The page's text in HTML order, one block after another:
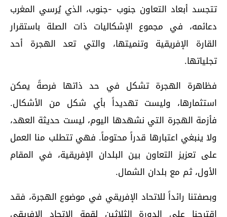
تتجسد أبعاد التعاون جنوب -جنوب، الذي يُرسي المغرب
دعائمه، في مجموع الإشكاليات ذات الصلة باستقرار
القارة الإفريقية وتنميتها، والتي تعد الهجرة أحد
تجلياتها.
فظاهرة الهجرة تشكل في حد ذاتها فرصةً يمكن
استثمارها، وليست تهديداً بأي شكل من الأشكال.
فأزمة الهجرة التي نشهدها اليوم، ليست حديثة العهد،
ولا ينبغي اعتبارها قدراً محتوماً. فهي تتطلب منا العمل
على تعزيز التعاون بين البلدان الإفريقية، في المقام
الأول، ثم مع بلدان الشمال.
وبصفتنا رائداً للاتحاد الإفريقي في موضوع الهجرة، فقد